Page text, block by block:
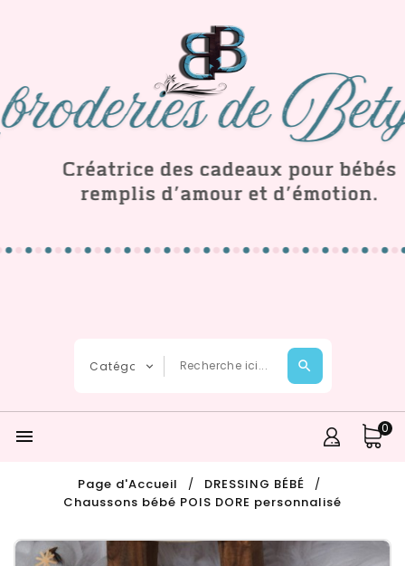
 0
Page d'Accueil
DRESSING BÉBÉ
Chaussons bébé POIS DORE personnalisé